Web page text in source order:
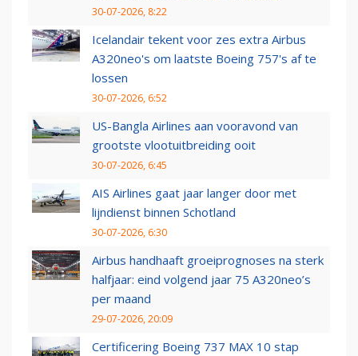
30-07-2026, 8:22
Icelandair tekent voor zes extra Airbus
A320neo's om laatste Boeing 757's af te
lossen
30-07-2026, 6:52
US-Bangla Airlines aan vooravond van
grootste vlootuitbreiding ooit
30-07-2026, 6:45
AIS Airlines gaat jaar langer door met
lijndienst binnen Schotland
30-07-2026, 6:30
Airbus handhaaft groeiprognoses na sterk
halfjaar: eind volgend jaar 75 A320neo’s
per maand
29-07-2026, 20:09
Certificering Boeing 737 MAX 10 stap